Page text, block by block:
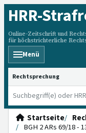
HRR-
Online-Zeitschrift und
für höchstrichterliche
Menü
HRRS durchsuchen
Startseite
BGH 2 ARs 69/18 -